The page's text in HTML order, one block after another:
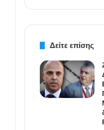
Δείτε επίσης